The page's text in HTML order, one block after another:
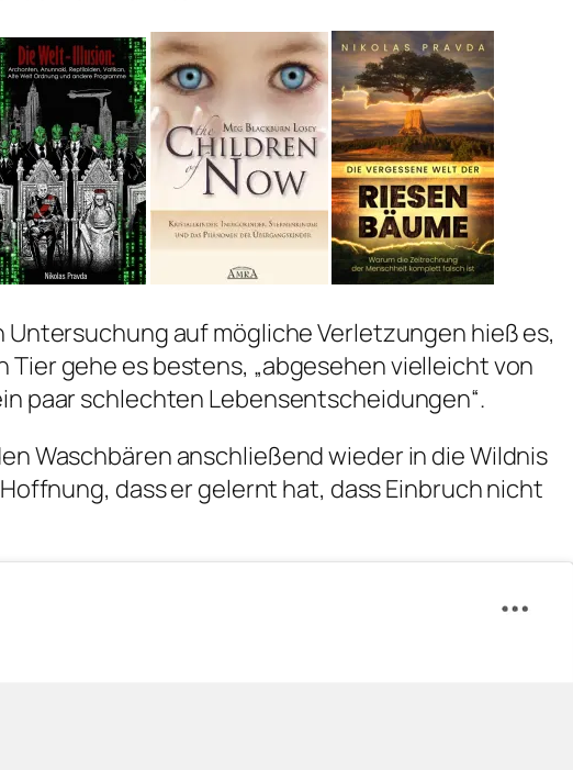
Untersuchung auf mögliche Verletzungen hieß es,
Tier gehe es bestens, „abgesehen vielleicht von
paar schlechten Lebensentscheidungen“.
Waschbären anschließend wieder in die Wildnis
dass er gelernt hat, dass Einbruch nicht